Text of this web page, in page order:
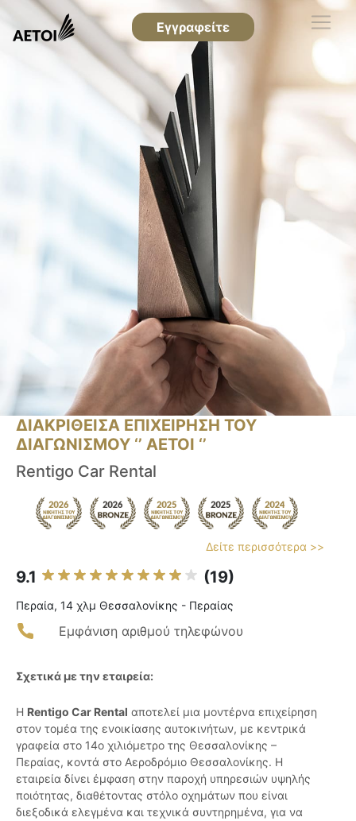
Εγγραφείτε
ΔΙΑΚΡΙΘΕΙΣΑ ΕΠΙΧΕΙΡΗΣΗ ΤΟΥ
ΔΙΑΓΩΝΙΣΜΟΥ ‘’ ΑΕΤΟΙ ‘’
Rentigo Car Rental
Δείτε περισσότερα >>
9.1 (19)
Περαία, 14 χλμ Θεσσαλονίκης - Περαίας
Εμφάνιση αριθμού τηλεφώνου
Σχετικά με την εταιρεία:
Η Rentigo Car Rental αποτελεί μια μοντέρνα επιχείρηση
στον τομέα της ενοικίασης αυτοκινήτων, με κεντρικά
γραφεία στο 14ο χιλιόμετρο της Θεσσαλονίκης –
Περαίας, κοντά στο Αεροδρόμιο Θεσσαλονίκης. Η
εταιρεία δίνει έμφαση στην παροχή υπηρεσιών υψηλής
ποιότητας, διαθέτοντας στόλο οχημάτων που είναι
διεξοδικά ελεγμένα και τεχνικά συντηρημένα, για να